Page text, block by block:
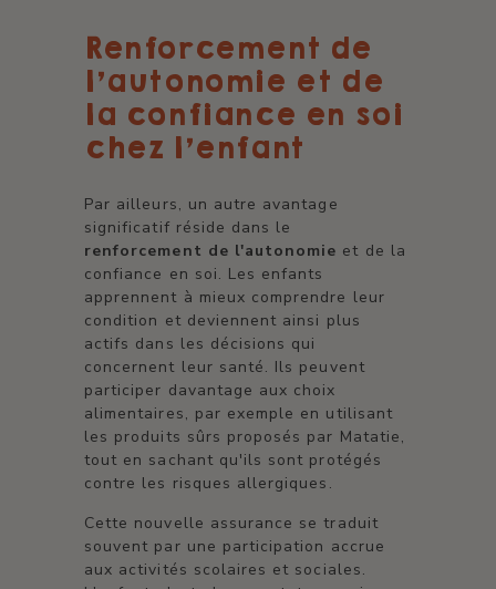
Renforcement de
l'autonomie et de
la confiance en soi
chez l'enfant
Par ailleurs, un autre avantage
significatif réside dans le
renforcement de l'autonomie et de la
confiance en soi. Les enfants
apprennent à mieux comprendre leur
condition et deviennent ainsi plus
actifs dans les décisions qui
concernent leur santé. Ils peuvent
participer davantage aux choix
alimentaires, par exemple en utilisant
les produits sûrs proposés par Matatie,
tout en sachant qu'ils sont protégés
contre les risques allergiques.
Cette nouvelle assurance se traduit
souvent par une participation accrue
aux activités scolaires et sociales.